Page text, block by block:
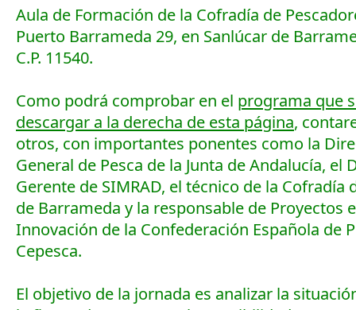
Aula de Formación de la Cofradía de
Puerto Barrameda 29, en Sanlúcar de
C.P. 11540.
Como podrá comprobar en el programa que
descargar a la derecha de esta página,
otros, con importantes ponentes como la
General de Pesca de la Junta de Andalucía, el
Gerente de SIMRAD, el técnico de la Cofradía
de Barrameda y la responsable de Proyectos e
Innovación de la Confederación Española de
Cepesca.
El objetivo de la jornada es analizar la